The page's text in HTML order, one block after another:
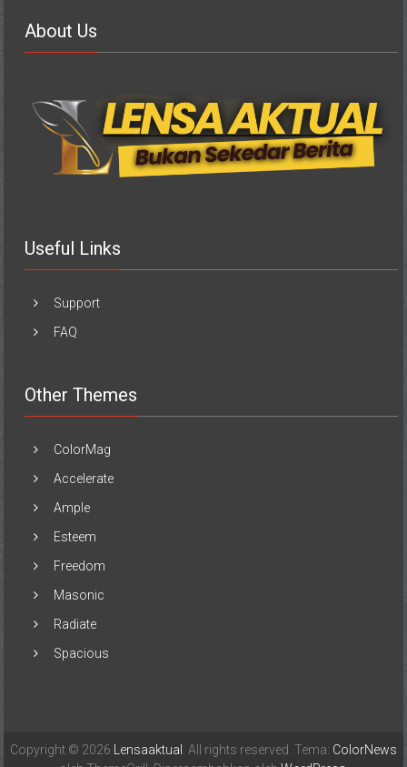
About Us
Useful Links
Support
FAQ
Other Themes
ColorMag
Accelerate
Ample
Esteem
Freedom
Masonic
Radiate
Spacious
Copyright © 2026 Lensaaktual . All rights reserved. Tema: ColorNews